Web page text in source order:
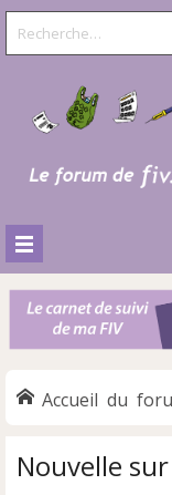
Accueil du
Nouvelle